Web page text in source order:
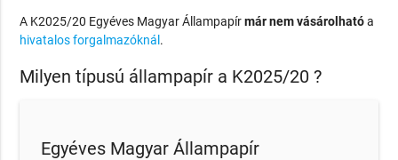
A K2025/20 Egyéves Magyar Állampapírmár nem vásárolhatóa
hivatalos forgalmazóknál .
Milyen típusú állampapír a K2025/20 ?
Egyéves Magyar Állampapír